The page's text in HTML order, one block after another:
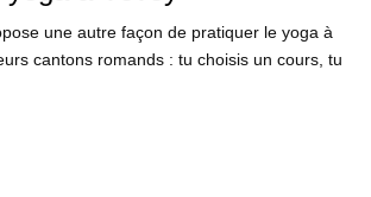
une autre façon de pratiquer le yoga à
cantons romands : tu choisis un cours, tu